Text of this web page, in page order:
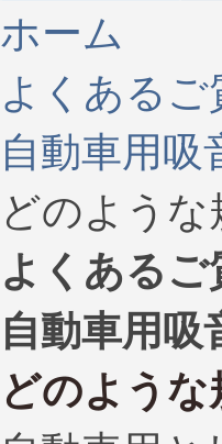
ホーム
よくあるご
自動車用吸
どのよう
よくあるご
自動車用吸
どのよう